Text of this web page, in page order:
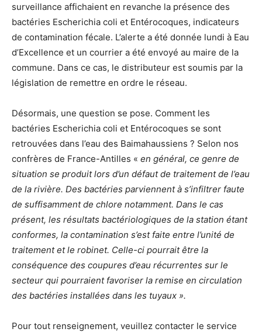
surveillance affichaient en revanche la présence des
bactéries Escherichia coli et Entérocoques, indicateurs
de contamination fécale. L’alerte a été donnée lundi à Eau
d’Excellence et un courrier a été envoyé au maire de la
commune. Dans ce cas, le distributeur est soumis par la
législation de remettre en ordre le réseau.
Désormais, une question se pose. Comment les
bactéries Escherichia coli et Entérocoques se sont
retrouvées dans l’eau des Baimahaussiens ? Selon nos
confrères de France-Antilles « en général, ce genre de
situation se produit lors d’un défaut de traitement de l’eau
de la rivière. Des bactéries parviennent à s’infiltrer faute
de suffisamment de chlore notamment. Dans le cas
présent, les résultats bactériologiques de la station étant
conformes, la contamination s’est faite entre l’unité de
traitement et le robinet. Celle-ci pourrait être la
conséquence des coupures d’eau récurrentes sur le
secteur qui pourraient favoriser la remise en circulation
des bactéries installées dans les tuyaux ».
Pour tout renseignement, veuillez contacter le service